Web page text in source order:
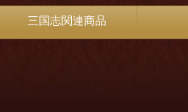
三国志関連商品